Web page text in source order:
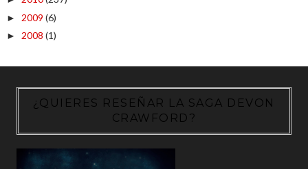
► 2009 (6)
► 2008 (1)
¿QUIERES RESEÑAR LA SAGA DEVON
CRAWFORD?